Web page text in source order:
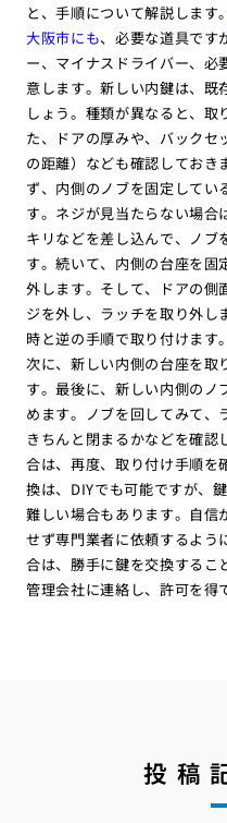
と、手順について解説します
大阪市にも、必要な道具です
ー、マイナスドライバー、必
意します。新しい内鍵は、既
しょう。種類が異なると、
た、ドアの厚みや、バックセ
の距離）なども確認しておき
ず、内側のノブを固定してい
す。ネジが見当たらない場合
キリなどを差し込んで、ノブ
す。続いて、内側の台座を固
外します。そして、ドアの側
ジを外し、ラッチを取り外し
時と逆の手順で取り付けます
次に、新しい内側の台座を取
す。最後に、新しい内側のノ
めます。ノブを回してみて、
きちんと閉まるかなどを確
合は、再度、取り付け手順を
換は、DIYでも可能ですが、
難しい場合もあります。自信
せず専門業者に依頼するよう
合は、勝手に鍵を交換するこ
管理会社に連絡し、許可を得
投稿